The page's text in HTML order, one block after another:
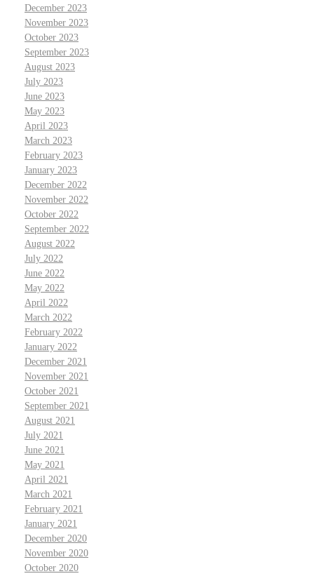
December 2023
November 2023
October 2023
September 2023
August 2023
July 2023
June 2023
May 2023
April 2023
March 2023
February 2023
January 2023
December 2022
November 2022
October 2022
September 2022
August 2022
July 2022
June 2022
May 2022
April 2022
March 2022
February 2022
January 2022
December 2021
November 2021
October 2021
September 2021
August 2021
July 2021
June 2021
May 2021
April 2021
March 2021
February 2021
January 2021
December 2020
November 2020
October 2020